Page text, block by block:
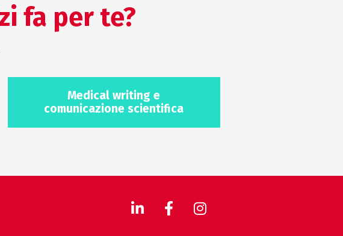
fa per te?
Medical writing e
comunicazione scientifica